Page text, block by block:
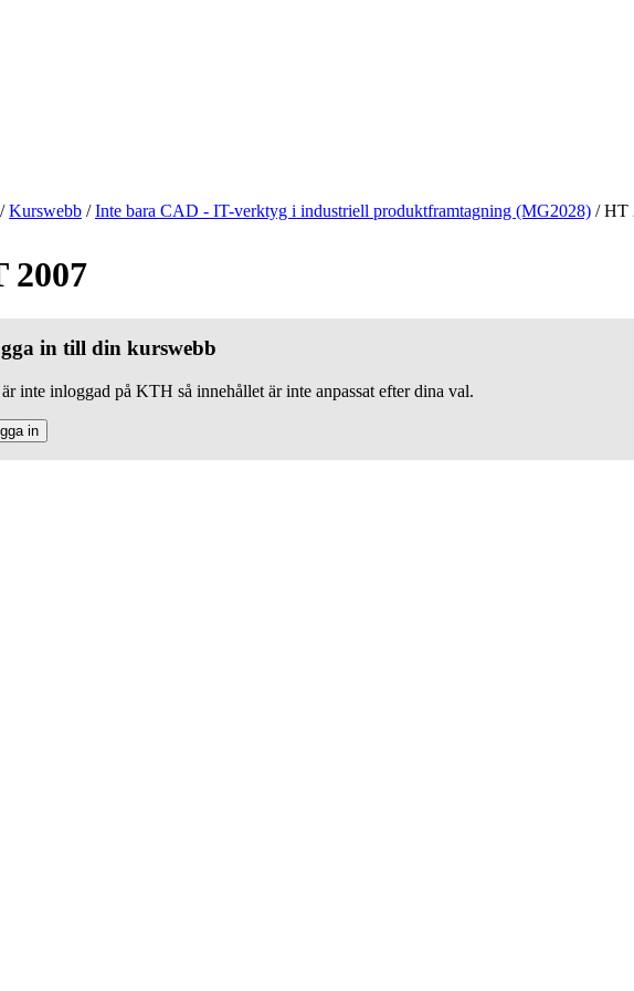
/ Kurswebb / Inte bara CAD - IT-verktyg i industriell produktframtagning (MG2028) /HT
2007
in till din kurswebb
inte inloggad på KTH så innehållet är inte anpassat efter dina val.
in